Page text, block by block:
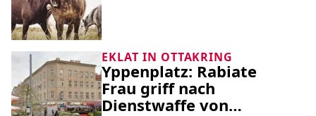
EKLAT IN OTTAKRING
Yppenplatz: Rabiate
Frau griff nach
Dienstwaffe von